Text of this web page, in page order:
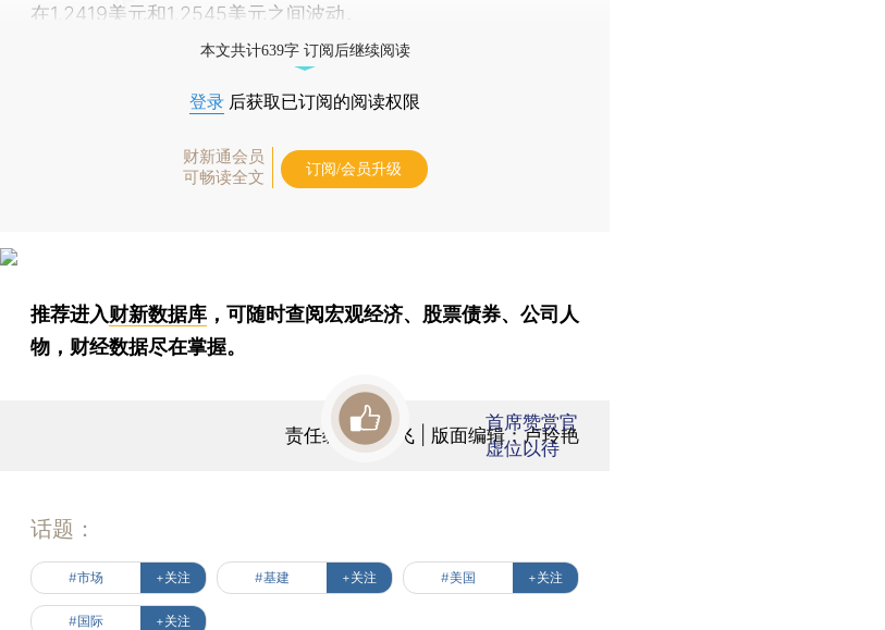
在1.2419美元和1.2545美元之间波动。
本文共计639字 订阅后继续阅读
登录 后获取已订阅的阅读权限
财新通会员
可畅读全文
订阅/会员升级
推荐进入财新数据库 ，可随时查阅宏观经济、股票债券、公司人
物，财经数据尽在掌握。
责任编辑：蒋飞 | 版面编辑：卢玲艳
首席赞赏官
虚位以待
话题：
#市场 +关注 #基建 +关注 #美国 +关注
#国际 +关注